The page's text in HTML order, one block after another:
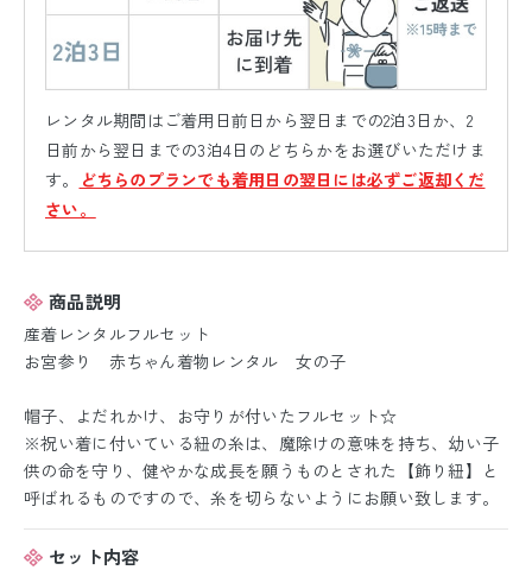
レンタル期間はご着用日前日から翌日までの2泊3日か、2
日前から翌日までの3泊4日のどちらかをお選びいただけま
す。
どちらのプランでも着用日の翌日には必ずご返却くだ
さい。
商品説明
産着レンタルフルセット
お宮参り 赤ちゃん着物レンタル 女の子
帽子、よだれかけ、お守りが付いたフルセット☆
※祝い着に付いている紐の糸は、魔除けの意味を持ち、幼い子
供の命を守り、健やかな成長を願うものとされた【飾り紐】と
呼ばれるものですので、糸を切らないようにお願い致します。
セット内容